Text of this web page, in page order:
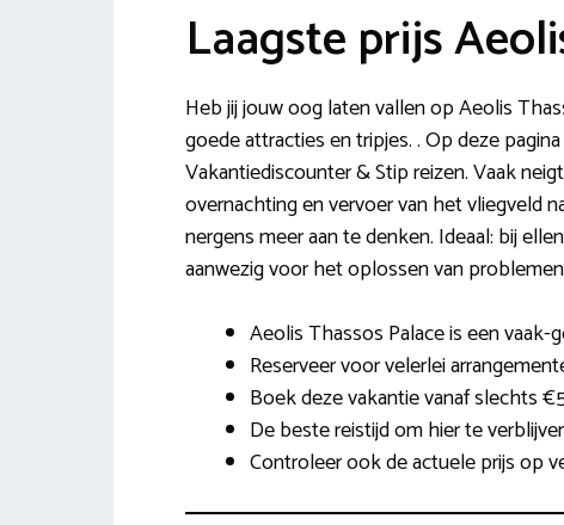
Laagste prijs
Heb jij jouw oog laten vallen op Aeolis
goede attracties en tripjes. . Op deze
Vakantiediscounter & Stip reizen. Vaak
overnachting en vervoer van het vliegveld
nergens meer aan te denken. Ideaal: bij
aanwezig voor het oplossen van
Aeolis Thassos Palace is een
Reserveer voor velerlei
Boek deze vakantie vanaf slechts
De beste reistijd om hier te
Controleer ook de actuele prijs op